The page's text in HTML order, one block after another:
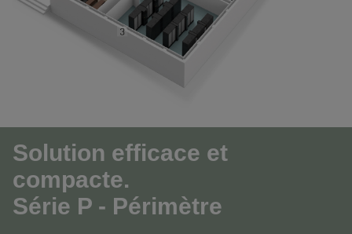
Solution efficace et
compacte.
Série P - Périmètre